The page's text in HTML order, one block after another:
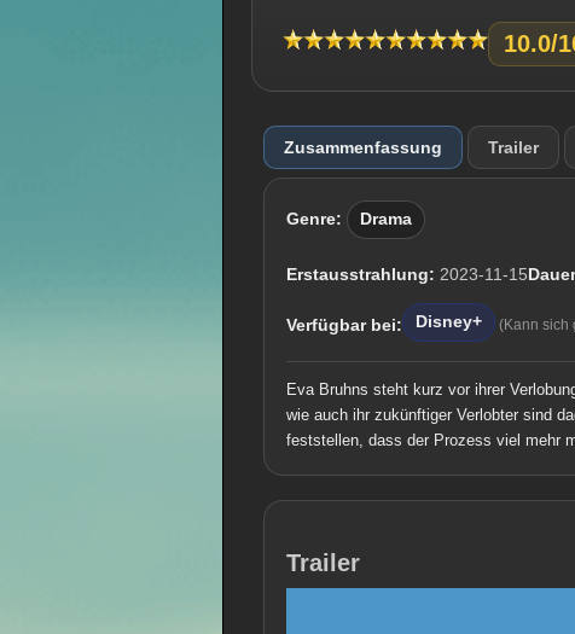
10.0/
Zusammenfassung Trailer
Genre: Drama
Erstausstrahlung: 2023-11-15
Verfügbar bei: Disney+ (Kann sich
Eva Bruhns steht kurz vor ihrer
wie auch ihr zukünftiger Verlobter sind
feststellen, dass der Prozess viel mehr
Trailer